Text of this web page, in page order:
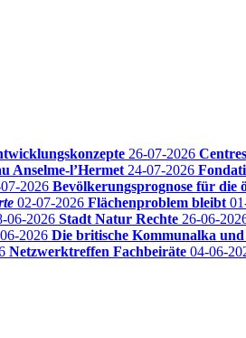
26-07-2026
Anselme-l’Hermet 24-07-2026
2026 Bevölkerungsprognose für die
02-07-2026 Flächenproblem bleibt
06-2026 Stadt Natur Rechte 26-06-
2026 Die britische Kommunalka
Netzwerktreffen Fachbeiräte 04-06-